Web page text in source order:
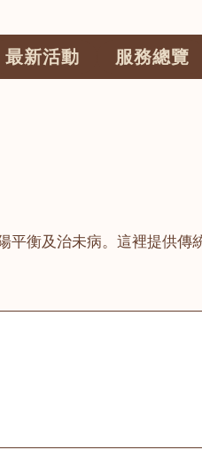
最新活動 服務總覽
平衡及治未病。這裡提供